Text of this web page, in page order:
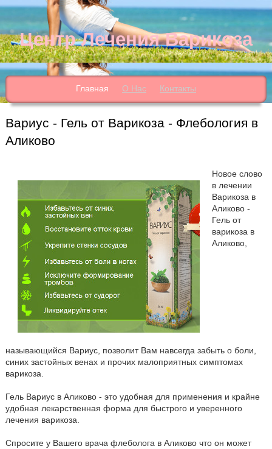
Центр Лечения Варикоза
Главная О Нас Контакты
Вариус - Гель от Варикоза - Флебология в
Аликово
Новое слово
в лечении
Варикоза в
Аликово -
Гель от
варикоза в
Аликово,
называющийся Вариус, позволит Вам навсегда забыть о боли,
синих застойных венах и прочих малоприятных симптомах
варикоза.
Гель Вариус в Аликово - это удобная для применения и крайне
удобная лекарственная форма для быстрого и уверенного
лечения варикоза.
Спросите у Вашего врача флеболога в Аликово что он может